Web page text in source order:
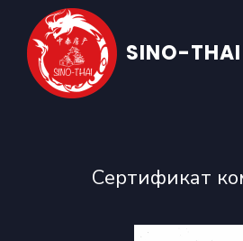
SINO-THAI
Сертификат